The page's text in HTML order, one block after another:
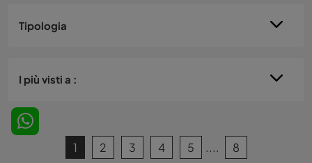
Tipologia
I più visti a :
1 2 3 4 5 .... 8